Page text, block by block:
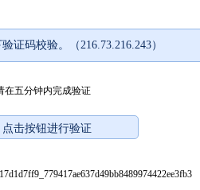
证码校验。（216.73.216.243）
在五分钟内完成验证